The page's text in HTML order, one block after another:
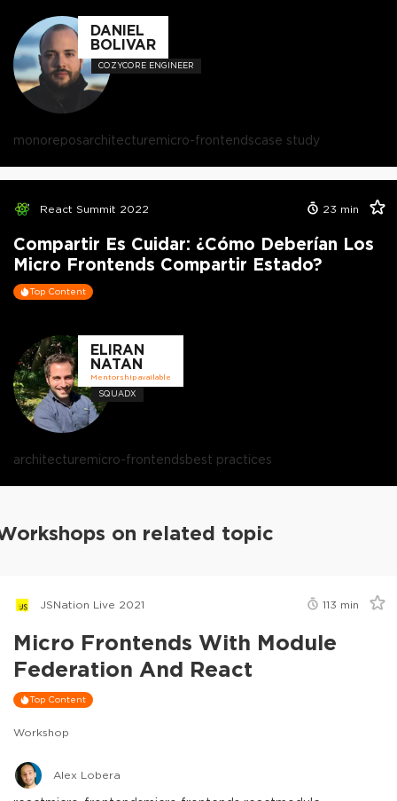
DANIEL
BOLIVAR
COZYCORE ENGINEER
monoreposarchitecturemicro-frontendscase study
React Summit 2022 23 min
Compartir Es Cuidar: ¿Cómo Deberían Los
Micro Frontends Compartir Estado?
Top Content
ELIRAN
NATAN
Mentorship available
SQUADX
architecturemicro-frontendsbest practices
on related topic
JSNation Live 2021 113 min
Micro Frontends With Module
Federation And React
Top Content
Workshop
Alex Lobera